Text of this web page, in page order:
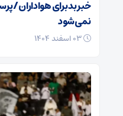
خبر بد برای هواداران /
نمی‌شود